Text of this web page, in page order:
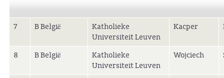
7 B België
Katholieke
Universiteit Leuven
Kacper
8 B België
Katholieke
Universiteit Leuven
Wojciech